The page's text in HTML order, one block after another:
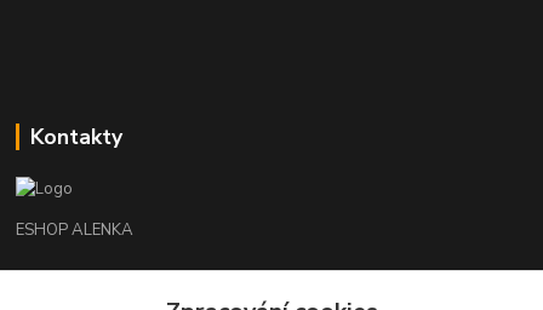
Kontakty
ESHOP ALENKA